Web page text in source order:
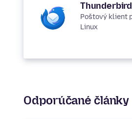
Thunderbird
Poštový klient
Linux
Odporúčané články